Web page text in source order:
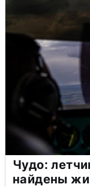
Чудо:
найдены